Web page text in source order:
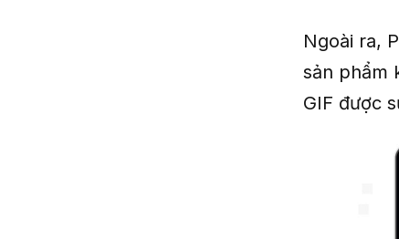
Ngoài ra,
sản phẩm
GIF được